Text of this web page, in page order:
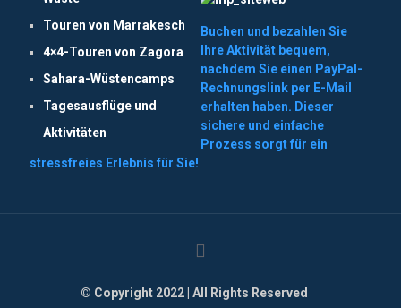
Touren von Marrakesch
4×4-Touren von Zagora
Sahara-Wüstencamps
Tagesausflüge und
Aktivitäten
Buchen und bezahlen Sie
Ihre Aktivität bequem,
nachdem Sie einen PayPal-
Rechnungslink per E-Mail
erhalten haben. Dieser
sichere und einfache
Prozess sorgt für ein
stressfreies Erlebnis für Sie!
© Copyright 2022 | All Rights Reserved